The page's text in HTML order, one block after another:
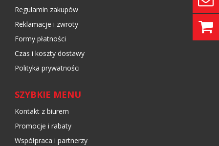
Regulamin zakupów
Reklamacje i zwroty
Formy płatności
Czas i koszty dostawy
Polityka prywatności
SZYBKIE MENU
Kontakt z biurem
Promocje i rabaty
Współpraca i partnerzy